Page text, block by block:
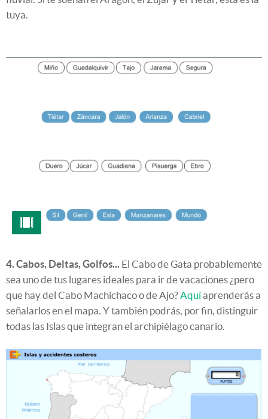
tuya.
4. Cabos, Deltas, Golfos... El Cabo de Gata probablemente
sea uno de tus lugares ideales para ir de vacaciones ¿pero
que hay del Cabo Machichaco o de Ajo?Aquíaprenderás a
señalarlos en el mapa. Y también podrás, por fin, distinguir
todas las Islas que integran el archipiélago canario.